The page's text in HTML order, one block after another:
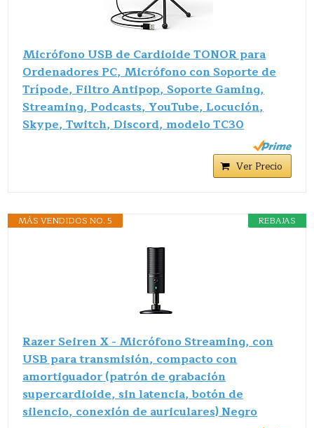
Micrófono USB de Cardioide TONOR para
Ordenadores PC, Micrófono con Soporte de
Trípode, Filtro Antipop, Soporte Gaming,
Streaming, Podcasts, YouTube, Locución,
Skype, Twitch, Discord, modelo TC30
Ver Precio
REBAJAS
MÁS VENDIDOS NO. 5
Razer Seiren X - Micrófono Streaming, con
USB para transmisión, compacto con
amortiguador (patrón de grabación
supercardioide, sin latencia, botón de
silencio, conexión de auriculares) Negro